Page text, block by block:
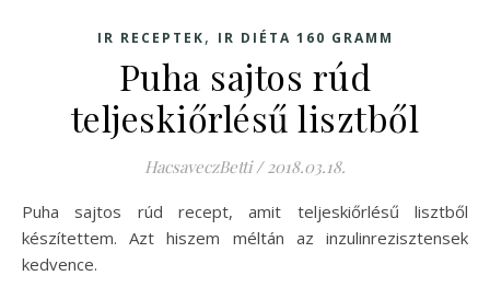
IR RECEPTEK, IR DIÉTA 160 GRAMM
Puha sajtos rúd
teljeskiőrlésű lisztből
HacsaveczBetti / 2018.03.18.
Puha sajtos rúd recept, amit teljeskiőrlésű lisztből
készítettem. Azt hiszem méltán az inzulinrezisztensek
kedvence.